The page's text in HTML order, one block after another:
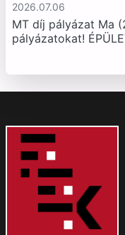
2026.07.06
MT díj pályázat Ma
pályázatokat!